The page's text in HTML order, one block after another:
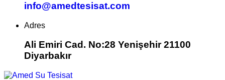
info@amedtesisat.com
Adres
Ali Emiri Cad. No:28 Yenişehir 21100
Diyarbakır